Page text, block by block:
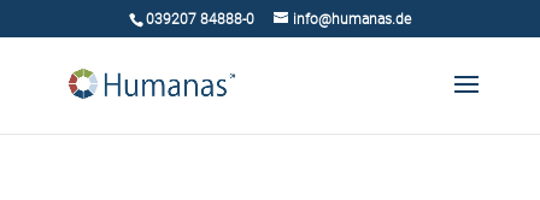
039207 84888-0 info@humanas.de